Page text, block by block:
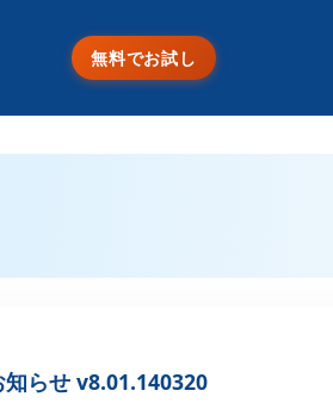
無料でお試し
らせ v8.01.140320